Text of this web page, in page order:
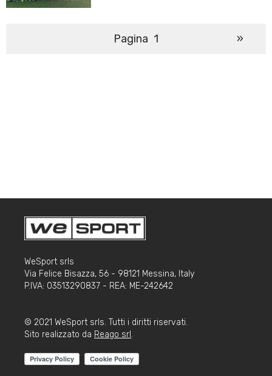
i
1 »
WeSport srls
Via Felice Bisazza, 56 - 98121 Messina, Italy
P.IVA: 03513290837 - REA: ME-242642
© 2021 WeSport srls. Tutti i diritti riservati.
Sito realizzato da Reago srl .